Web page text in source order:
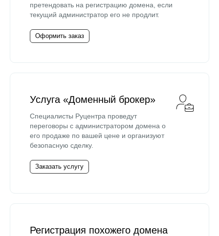
претендовать на регистрацию домена, если
текущий администратор его не продлит.
Оформить заказ
Услуга «Доменный брокер»
Специалисты Руцентра проведут
переговоры с администратором домена о
его продаже по вашей цене и организуют
безопасную сделку.
Заказать услугу
Регистрация похожего домена